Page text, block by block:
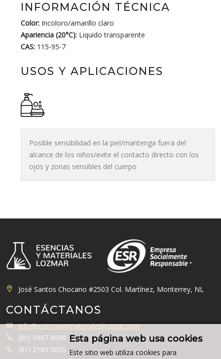
Esta página web usa cookies
Este sitio web utiliza cookies para
INFORMACIÓN TÉCNICA
Color: Incoloro/amarillo claro
Apariencia (20°C): Liquido transparente
CAS: 115-95-7
USOS Y APLICACIONES
Posible sensibilidad en la piel/mantenga fuera del
alcance de los niños/evite el contacto directo con los
ojos y zonas sensibles del cuerpo
José Santos Chocano #2503 Col. Martínez, Monterrey, NL
CONTÁCTANOS
info@esenciasymaterialeslozmar.com
(80) 0967 8098
(81) 2189 5026